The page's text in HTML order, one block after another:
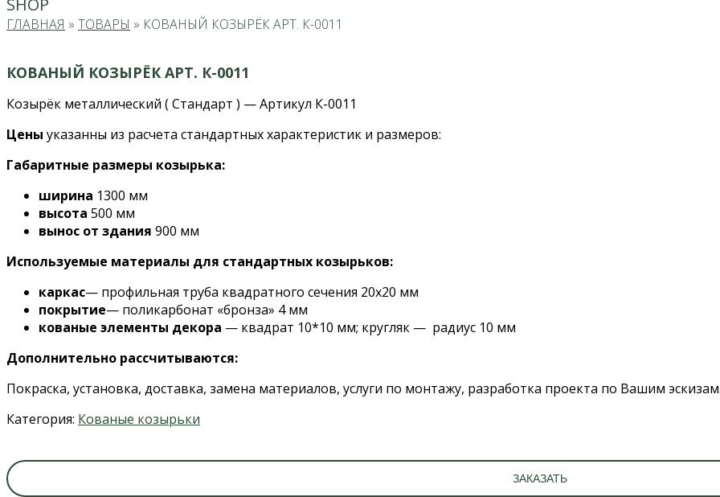
SHOP
ГЛАВНАЯ » ТОВАРЫ » КОВАНЫЙ КОЗЫРЁК АРТ. К-0011
КОВАНЫЙ КОЗЫРЁК АРТ. К-0011
Козырёк металлический ( Стандарт ) — Артикул К-0011
Цены указанны из расчета стандартных характеристик и размеров:
Габаритные размеры козырька:
ширина 1300 мм
высота 500 мм
вынос от здания 900 мм
Используемые материалы для стандартных козырьков:
каркас— профильная труба квадратного сечения 20х20 мм
покрытие— поликарбонат «бронза» 4 мм
кованые элементы декора — квадрат 10*10 мм; кругляк — радиус 10 мм
Дополнительно рассчитываются:
Покраска, установка, доставка, замена материалов, услуги по монтажу, разработка проекта по Вашим
Категория: Кованые козырьки
ЗАКАЗАТЬ